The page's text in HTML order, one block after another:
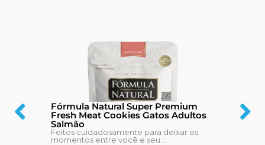
Fórmula Natural Super Premium
Fresh Meat Cookies Gatos Adultos
Salmão
Feitos cuidadosamente para deixar os
momentos entre você e seu...